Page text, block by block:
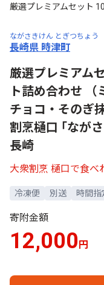
厳選プレミアムセット
ながさきけん とぎつちょう
長崎県 時津町
厳選プレミアム
ト詰め合わせ （
チョコ・そのぎ
割烹樋口 ｢なが
長崎
大衆割烹 樋口で食べ
冷凍便 別送 時間指
寄附金額
12,000 円